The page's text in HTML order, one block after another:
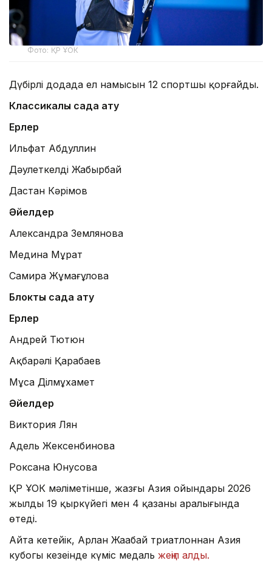
Фото: ҚР ҰОК
Дүбірлі додада ел намысын 12 спортшы қорғайды.
Классикалық садақ ату
Ерлер
Ильфат Абдуллин
Дәулеткелді Жаңбырбай
Дастан Кәрімов
Әйелдер
Александра Землянова
Медина Мұрат
Самира Жұмағұлова
Блоктық садақ ату
Ерлер
Андрей Тютюн
Ақбарәлі Қарабаев
Мұса Ділмұхамет
Әйелдер
Виктория Лян
Адель Жексенбинова
Роксана Юнусова
ҚР ҰОК мәліметінше, жазғы Азия ойындары 2026
жылдың 19 қыркүйегі мен 4 қазаны аралығында
өтеді.
Айта кетейік, Арлан Жаңабай триатлоннан Азия
кубогы кезеңінде күміс медаль жеңіп алды.